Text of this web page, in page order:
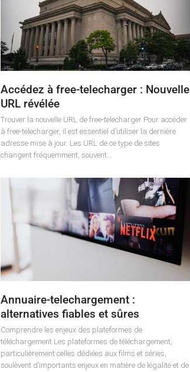
Accédez à free-telecharger : Nouvelle
URL révélée
Trouver la nouvelle URL de free-telecharger Pour accéder
à free-telecharger, il est essentiel d’utiliser la dernière
adresse mise à jour. Les URL de ce type de sites
changent fréquemment, souvent…
Annuaire-telechargement :
alternatives fiables et sûres
Comprendre les enjeux des plateformes de
téléchargement Les plateformes de téléchargement,
particulièrement celles dédiées aux films et séries,
soulèvent d’importants enjeux en matière de légalité et de